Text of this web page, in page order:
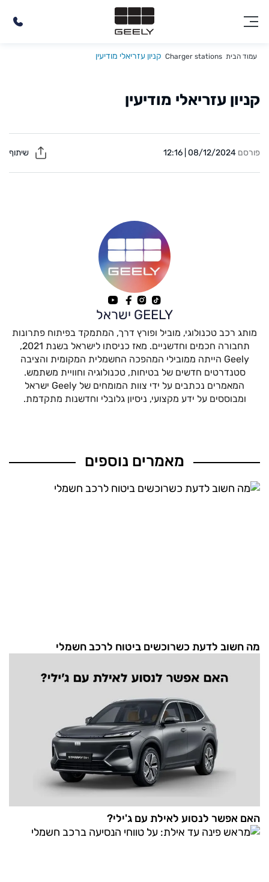
עמוד הבית Charger stations קניון עזריאלי מודיעין
קניון עזריאלי מודיעין
פורסם 08/12/2024 | 12:16
GEELY ישראל
מותג רכב טכנולוגי, מוביל ופורץ דרך, המתמקד בפיתוח פתרונות
תחבורה חכמים וחדשניים. מאז כניסתו לישראל בשנת 2021,
Geely הייתה ממובילי המהפכה החשמלית המקומית והציבה
סטנדרטים חדשים של בטיחות, טכנולוגיה וחוויית משתמש.
המאמרים נכתבים על ידי צוות המומחים של Geely ישראל
ומבוססים על ידע מקצועי, ניסיון גלובלי וחדשנות מתקדמת.
מאמרים נוספים
מה חשוב לדעת כשרוכשים ביטוח לרכב חשמלי
האם אפשר לנסוע לאילת עם ג'ילי?